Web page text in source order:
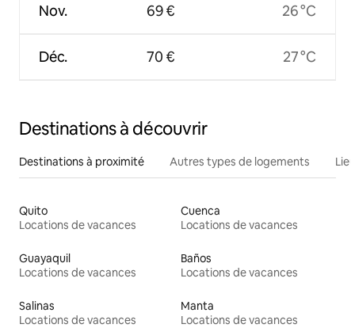
Nov.
Déc.
69 €
70 €
26 °C
27 °C
Destinations à découvrir
Destinations à proximité Autres types de logements
Quito
Locations de vacances
Cuenca
Locations de vacances
Guayaquil
Locations de vacances
Baños
Locations de vacances
Salinas
Locations de vacances
Manta
Locations de vacances